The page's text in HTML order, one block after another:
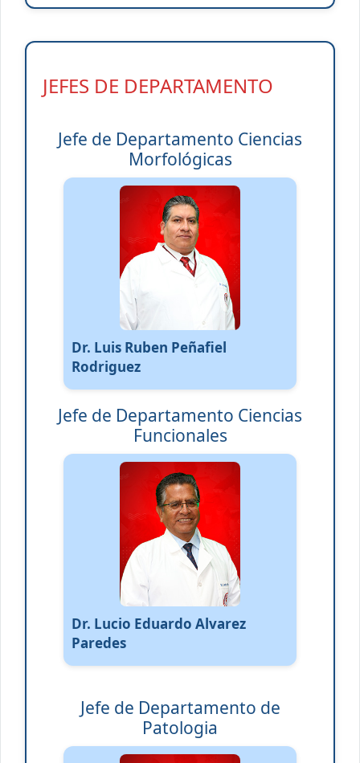
JEFES DE DEPARTAMENTO
Jefe de Departamento Ciencias
Morfológicas
Dr. Luis Ruben Peñafiel
Rodriguez
Jefe de Departamento Ciencias
Funcionales
Dr. Lucio Eduardo Alvarez
Paredes
Jefe de Departamento de
Patologia